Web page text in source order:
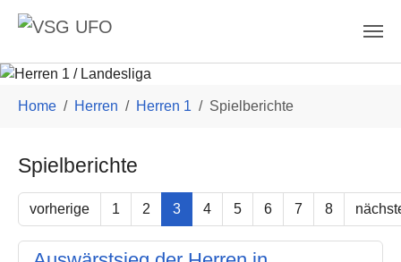
Skip to main content
Home Herren Herren 1 Spielberichte
Spielberichte
vorherige 1 2 3 4 5 6 7 8